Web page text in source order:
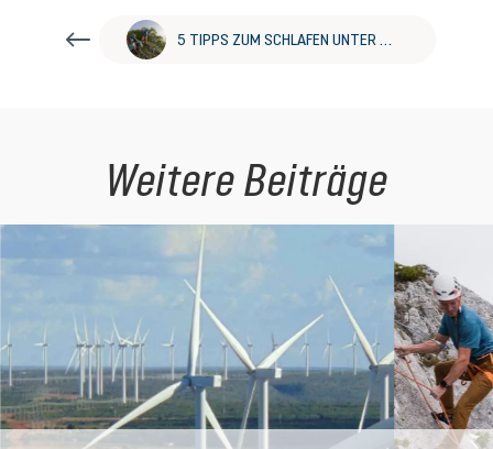
Weitere Beiträge